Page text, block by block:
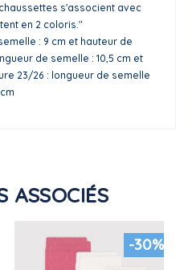
s'associent avec
en 2 coloris."
: 9 cm et hauteur de
de semelle : 10,5 cm et
23/26 : longueur de semelle
ASSOCIÉS
-30%